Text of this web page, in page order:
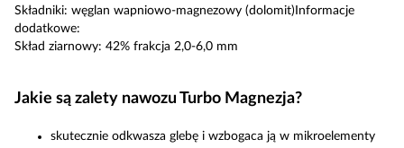
Składniki: węglan wapniowo-magnezowy (dolomit)Informacje
dodatkowe:
Skład ziarnowy: 42% frakcja 2,0-6,0 mm
Jakie są zalety nawozu Turbo Magnezja?
skutecznie odkwasza glebę i wzbogaca ją w mikroelementy